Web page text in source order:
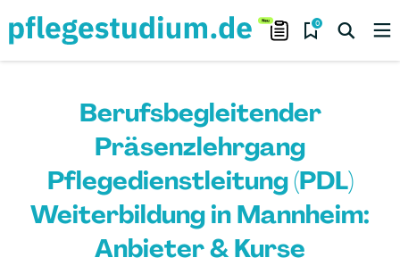
0
Berufsbegleitender
Präsenzlehrgang
Pflegedienstleitung (PDL)
Weiterbildung in Mannheim:
Anbieter & Kurse